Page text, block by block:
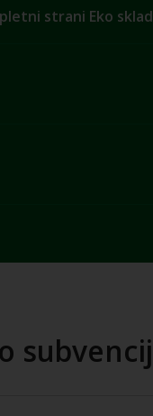
strani Eko